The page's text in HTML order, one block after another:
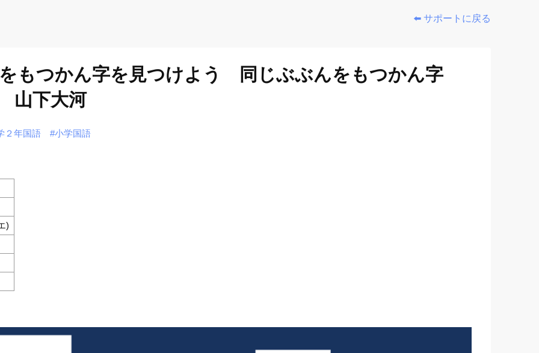
⬅️ サポートに戻る
つかん字を見つけよう 同じぶぶんをもつかん字
山下大河
２年国語 #小学国語
)